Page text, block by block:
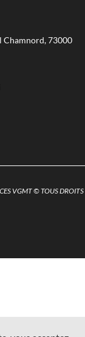
Chamnord, 73000
VGMT © TOUS DROITS